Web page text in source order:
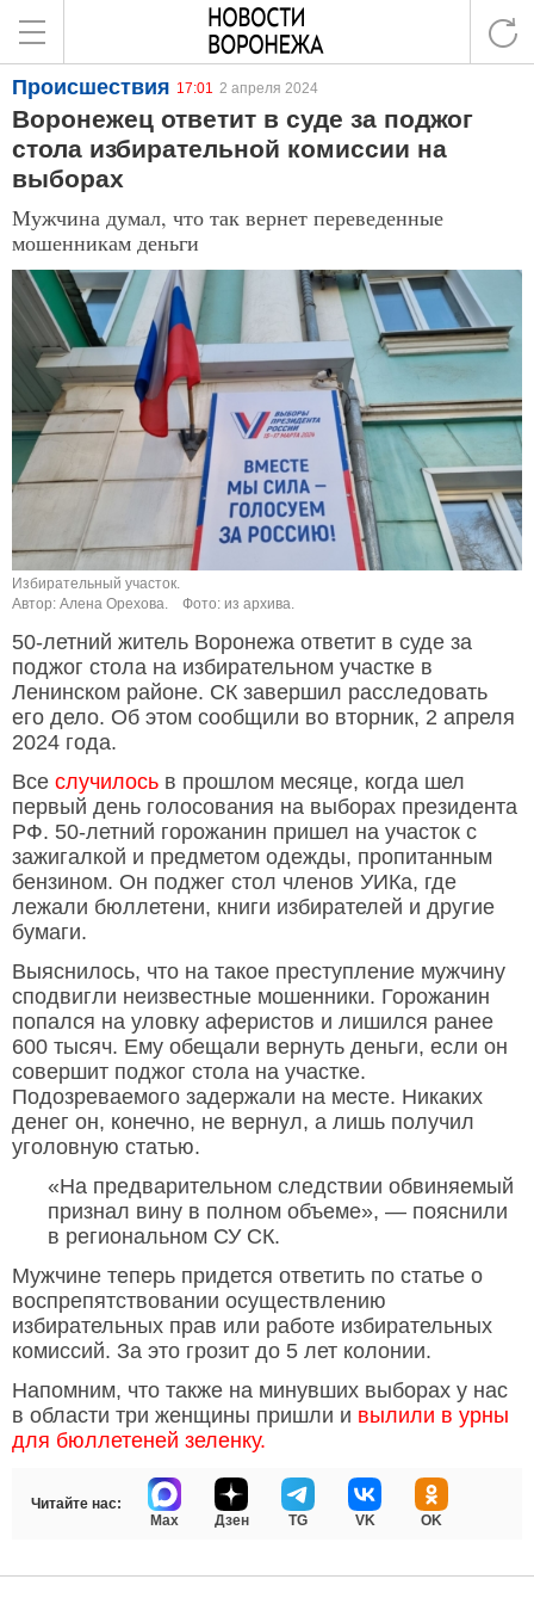
Происшествия 17:01 2 апреля 2024
Воронежец ответит в суде за поджог
стола избирательной комиссии на
выборах
Мужчина думал, что так вернет переведенные
мошенникам деньги
Избирательный участок.
Автор: Алена Орехова.
Фото: из архива.
50-летний житель Воронежа ответит в суде за
поджог стола на избирательном участке в
Ленинском районе. СК завершил расследовать
его дело. Об этом сообщили во вторник, 2 апреля
2024 года.
Все случилось в прошлом месяце, когда шел
первый день голосования на выборах президента
РФ. 50-летний горожанин пришел на участок с
зажигалкой и предметом одежды, пропитанным
бензином. Он поджег стол членов УИКа, где
лежали бюллетени, книги избирателей и другие
бумаги.
Выяснилось, что на такое преступление мужчину
сподвигли неизвестные мошенники. Горожанин
попался на уловку аферистов и лишился ранее
600 тысяч. Ему обещали вернуть деньги, если он
совершит поджог стола на участке.
Подозреваемого задержали на месте. Никаких
денег он, конечно, не вернул, а лишь получил
уголовную статью.
«На предварительном следствии обвиняемый
признал вину в полном объеме», — пояснили
в региональном СУ СК.
Мужчине теперь придется ответить по статье о
воспрепятствовании осуществлению
избирательных прав или работе избирательных
комиссий. За это грозит до 5 лет колонии.
Напомним, что также на минувших выборах у нас
в области три женщины пришли и вылили в урны
для бюллетеней зеленку.
Читайте нас:
Max
Дзен TG VK OK